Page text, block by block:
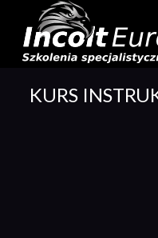
content
KURS